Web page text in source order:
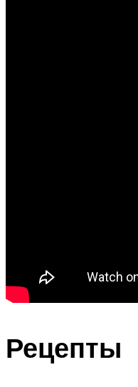
Рецепты